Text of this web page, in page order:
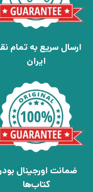
ارسال سریع به تمام
ایران
ضمانت اورجینال
کتاب‌ها